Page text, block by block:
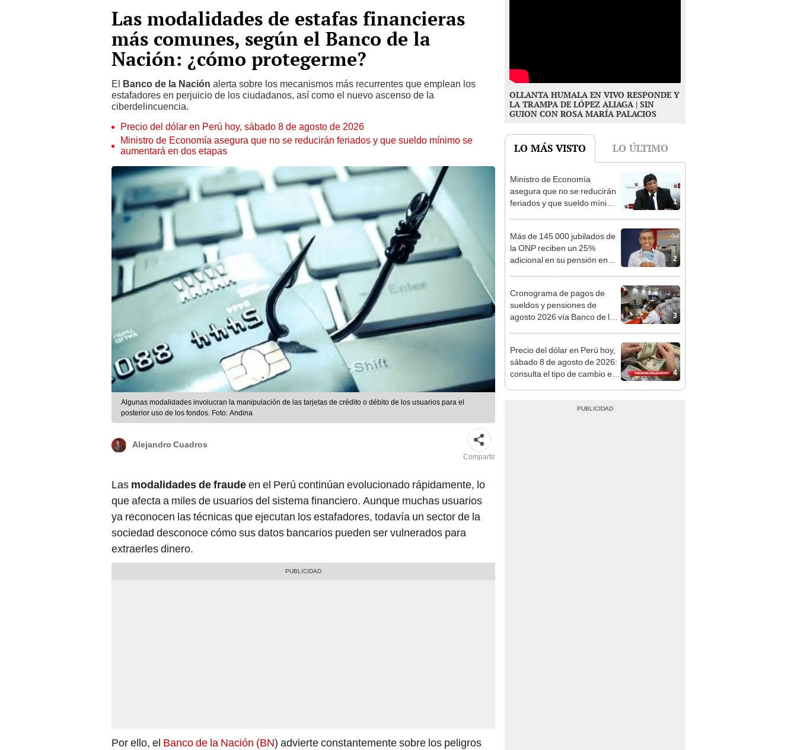
Las modalidades de estafas financieras
más comunes, según el Banco de la
Nación: ¿cómo protegerme?
El Banco de la Nación alerta sobre los mecanismos más recurrentes que emplean los
estafadores en perjuicio de los ciudadanos, así como el nuevo ascenso de la
ciberdelincuencia.
Precio del dólar en Perú hoy, sábado 8 de agosto de 2026
Ministro de Economía asegura que no se reducirán feriados y que sueldo mínimo se
aumentará en dos etapas
Algunas modalidades involucran la manipulación de las tarjetas de crédito o débito de los usuarios para el
posterior uso de los fondos. Foto: Andina
Alejandro Cuadros
Compartir
Las modalidades de fraudeen el Perú continúan evolucionado rápidamente, lo
que afecta a miles de usuarios del sistema financiero. Aunque muchas usuarios
ya reconocen las técnicas que ejecutan los estafadores, todavía un sector de la
sociedad desconoce cómo sus datos bancarios pueden ser vulnerados para
extraerles dinero.
Por ello, el Banco de la Nación (BN) advierte constantemente sobre los peligros
OLLANTA HUMALA EN VIVO RESPONDE Y
LA TRAMPA DE LÓPEZ ALIAGA | SIN
GUION CON ROSA MARÍA PALACIOS
LO MÁS VISTO LO ÚLTIMO
1
Ministro de Economía
asegura que no se reducirán
feriados y que sueldo mínimo
2
Más de 145 000 jubilados de
la ONP reciben un 25%
adicional en su pensión en
3
Cronograma de pagos de
sueldos y pensiones de
agosto 2026 vía Banco de la
4
Precio del dólar en Perú hoy,
sábado 8 de agosto de 2026:
consulta el tipo de cambio en